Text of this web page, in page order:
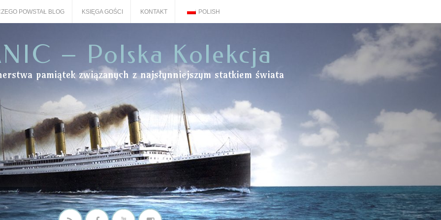
POWSTAŁ BLOG KSIĘGA GOŚCI KONTAKT POLISH
– Polska Kolekcja
pamiątek związanych z najsłynniejszym statkiem świata